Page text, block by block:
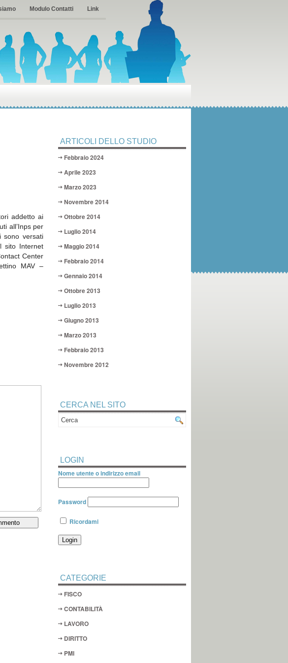
Modulo Contatti Link
addetto ai
all’Inps per
sono versati
sito Internet
Center
MAV –
ARTICOLI DELLO STUDIO
Febbraio 2024
Aprile 2023
Marzo 2023
Novembre 2014
Ottobre 2014
Luglio 2014
Maggio 2014
Febbraio 2014
Gennaio 2014
Ottobre 2013
Luglio 2013
Giugno 2013
Marzo 2013
Febbraio 2013
Novembre 2012
CERCA NEL SITO
LOGIN
Nome utente o indirizzo email
Password
Ricordami
CATEGORIE
FISCO
CONTABILITÀ
LAVORO
DIRITTO
PMI